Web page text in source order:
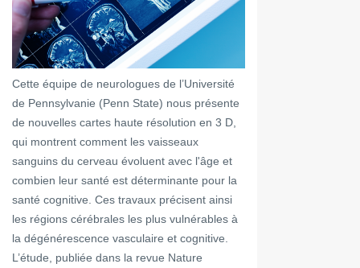
Cette équipe de neurologues de l’Université
de Pennsylvanie (Penn State) nous présente
de nouvelles cartes haute résolution en 3 D,
qui montrent comment les vaisseaux
sanguins du cerveau évoluent avec l'âge et
combien leur santé est déterminante pour la
santé cognitive. Ces travaux précisent ainsi
les régions cérébrales les plus vulnérables à
la dégénérescence vasculaire et cognitive.
L’étude, publiée dans la revue Nature